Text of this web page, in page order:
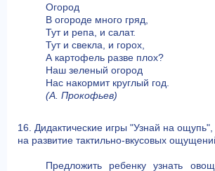
Огород
В огороде много гряд,
Тут и репа, и салат.
Тут и свекла, и горох,
А картофель разве плох?
Наш зеленый огород
Нас накормит круглый год.
(А. Прокофьев)
16. Дидактические игры "Узнай на
на развитие тактильно-вкусовых
Предложить ребенку узнать